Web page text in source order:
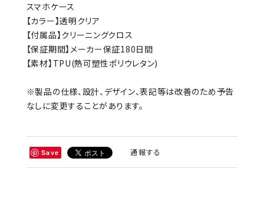
スマホケース
【カラー】透明クリア
【付属品】クリーニングクロス
【保証期間】メーカー保証180日間
【素材】TPU(熱可塑性ポリウレタン)
※製品の仕様、設計、デザイン、表記等は改善のため予告
なしに変更することがあります。
Save 通報する